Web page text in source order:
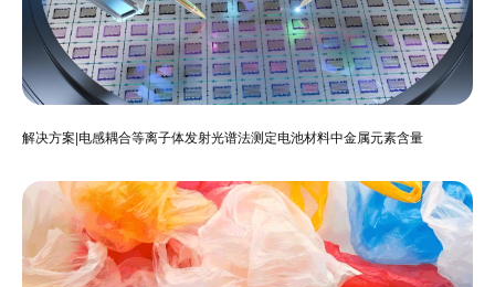
解决方案|电感耦合等离子体发射光谱法测定电池材料中金属元素含量